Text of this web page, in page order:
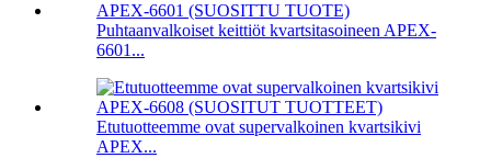
Puhtaanvalkoiset keittiöt kvartsitasoineen APEX-
6601...
Etutuotteemme ovat supervalkoinen kvartsikivi
APEX...